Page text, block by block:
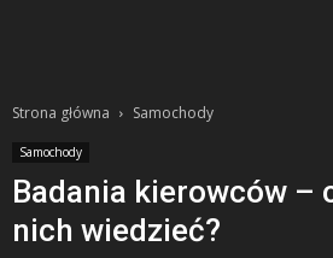
Strona główna Samochody
Samochody
Badania kierowców –
nich wiedzieć?